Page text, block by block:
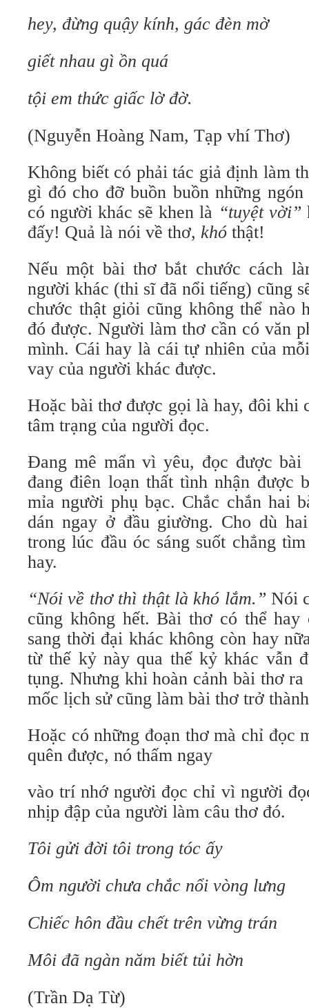
hey, đừng quậy kính, gác đèn mờ
giết nhau gì ồn quá
tội em thức giấc lờ đờ.
(Nguyễn Hoàng Nam, Tạp vhí Thơ)
Không biết có phải tác giả định làm
gì đó cho đỡ buồn buồn những
có người khác sẽ khen là “tuyệt vời”
đấy! Quả là nói về thơ, khó thật!
Nếu một bài thơ bắt chước cách
người khác (thi sĩ đã nổi tiếng) cũng
chước thật giỏi cũng không thể nào
đó được. Người làm thơ cần có văn
mình. Cái hay là cái tự nhiên của
vay của người khác được.
Hoặc bài thơ được gọi là hay, đôi khi
tâm trạng của người đọc.
Đang mê mẩn vì yêu, đọc được
đang điên loạn thất tình nhận được
mỉa người phụ bạc. Chắc chắn hai
dán ngay ở đầu giường. Cho dù
trong lúc đầu óc sáng suốt chẳng
hay.
“Nói về thơ thì thật là khó lắm.” Nói
cũng không hết. Bài thơ có thể
sang thời đại khác không còn hay
từ thế kỷ này qua thế kỷ khác vẫn
tụng. Nhưng khi hoàn cảnh bài thơ
mốc lịch sử cũng làm bài thơ trở
Hoặc có những đoạn thơ mà chỉ đọc
quên được, nó thấm ngay
vào trí nhớ người đọc chỉ vì người
nhịp đập của người làm câu thơ đó.
Tôi gửi đời tôi trong tóc ấy
Ôm người chưa chắc nổi vòng lưng
Chiếc hôn đầu chết trên vừng trán
Môi đã ngàn năm biết tủi hờn
(Trần Dạ Từ)